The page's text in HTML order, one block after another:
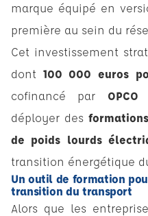
marque équipé en
première au sein du
Cet investissement
dont 100 000 euros
cofinancé par
déployer des
de poids lourds
transition énergétique
Un outil de formation
transition du transport
Alors que les